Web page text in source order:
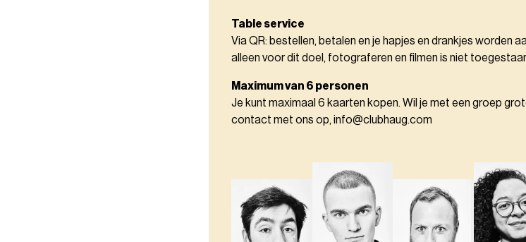
Table service
Via QR: bestellen, betalen en je hapjes en drankjes worden
alleen voor dit doel, fotograferen en filmen is niet
Maximum van 6 personen
Je kunt maximaal 6 kaarten kopen. Wil je met een groep
contact met ons op, info@clubhaug.com